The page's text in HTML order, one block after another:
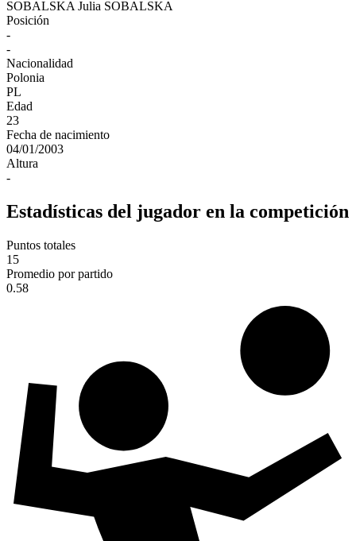
SOBALSKA Julia SOBALSKA
Posición
-
-
Nacionalidad
Polonia
PL
Edad
23
Fecha de nacimiento
04/01/2003
Altura
-
Estadísticas del jugador en la competición
Puntos totales
15
Promedio por partido
0.58